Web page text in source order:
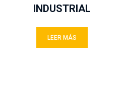
INDUSTRIAL
LEER MÁS